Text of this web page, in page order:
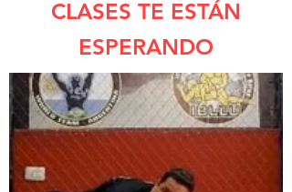
CLASES TE ESTÁN
ESPERANDO